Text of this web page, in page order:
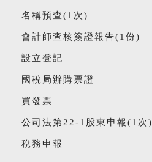
名稱預查(1次)
會計師查核簽證報告(1份)
設立登記
國稅局辦購票證
買發票
公司法第22-1股東申報(1次)
稅務申報